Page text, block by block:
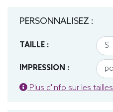
PERSONNALISEZ :
TAILLE :
IMPRESSION :
Plus d'info sur les tailles